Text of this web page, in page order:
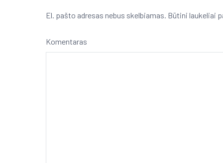
El. pašto adresas nebus skelbiamas. Būtini laukeliai
Komentaras